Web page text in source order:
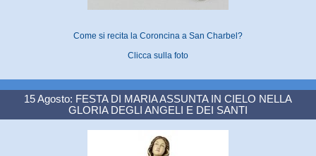
Come si recita la Coroncina a San Charbel?
Clicca sulla foto
15 Agosto: FESTA DI MARIA ASSUNTA IN CIELO NELLA
GLORIA DEGLI ANGELI E DEI SANTI